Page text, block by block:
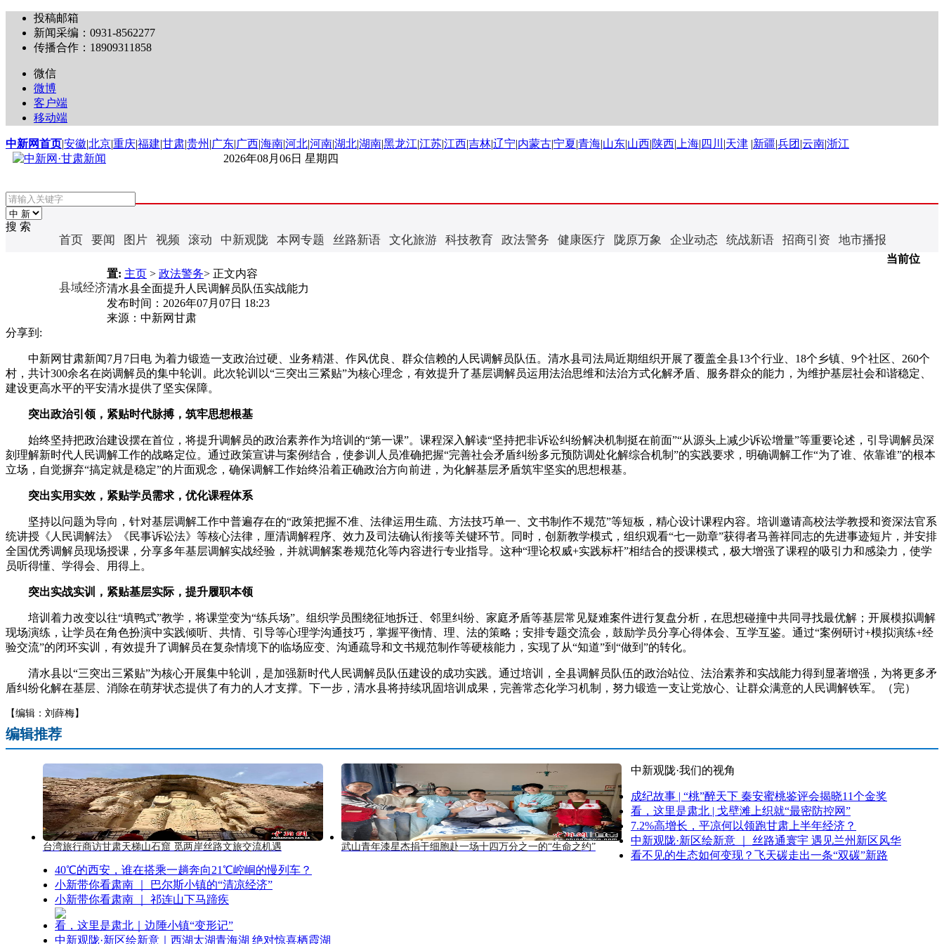
投稿邮箱
新闻采编：0931-8562277
传播合作：18909311858
微信
微博
客户端
移动端
中新网首页|安徽|北京|重庆|福建|甘肃|贵州 |广东|广西|海南|河北|河南|湖北|湖南|黑龙江|江苏|江西|吉林|辽宁|内蒙古|宁夏|青海|山东|山西|陕西| 上海| 四川 |天津 |新疆|兵团 |云南|浙江
2026年08月06日 星期四
搜 索
首页 要闻 图片 视频 滚动 中新观陇 本网专题 丝路新语 文化旅游 科技教育 政法警务 健康医疗 陇原万象 企业动态 统战新语 招商引资 地市播报
县域经济
当前位
置: 主页 > 政法警务> 正文内容
清水县全面提升人民调解员队伍实战能力
发布时间： 2026年07月07日 18:23
来源： 中新网甘肃
分享到:
中新网甘肃新闻7月7日电 为着力锻造一支政治过硬、业务精湛、作风优良、群众信赖的人民调解员队伍。清水县司法局近期组织开展了覆盖全县13个行业、18个乡镇、9个社区、260个
村，共计300余名在岗调解员的集中轮训。此次轮训以“三突出三紧贴”为核心理念，有效提升了基层调解员运用法治思维和法治方式化解矛盾、服务群众的能力，为维护基层社会和谐稳定、
建设更高水平的平安清水提供了坚实保障。
突出政治引领，紧贴时代脉搏，筑牢思想根基
始终坚持把政治建设摆在首位，将提升调解员的政治素养作为培训的“第一课”。课程深入解读“坚持把非诉讼纠纷解决机制挺在前面”“从源头上减少诉讼增量”等重要论述，引导调解员深
刻理解新时代人民调解工作的战略定位。通过政策宣讲与案例结合，使参训人员准确把握“完善社会矛盾纠纷多元预防调处化解综合机制”的实践要求，明确调解工作“为了谁、依靠谁”的根本
立场，自觉摒弃“搞定就是稳定”的片面观念，确保调解工作始终沿着正确政治方向前进，为化解基层矛盾筑牢坚实的思想根基。
突出实用实效，紧贴学员需求，优化课程体系
坚持以问题为导向，针对基层调解工作中普遍存在的“政策把握不准、法律运用生疏、方法技巧单一、文书制作不规范”等短板，精心设计课程内容。培训邀请高校法学教授和资深法官系
统讲授《人民调解法》《民事诉讼法》等核心法律，厘清调解程序、效力及司法确认衔接等关键环节。同时，创新教学模式，组织观看“七一勋章”获得者马善祥同志的先进事迹短片，并安排
全国优秀调解员现场授课，分享多年基层调解实战经验，并就调解案卷规范化等内容进行专业指导。这种“理论权威+实践标杆”相结合的授课模式，极大增强了课程的吸引力和感染力，使学
员听得懂、学得会、用得上。
突出实战实训，紧贴基层实际，提升履职本领
培训着力改变以往“填鸭式”教学，将课堂变为“练兵场”。组织学员围绕征地拆迁、邻里纠纷、家庭矛盾等基层常见疑难案件进行复盘分析，在思想碰撞中共同寻找最优解；开展模拟调解
现场演练，让学员在角色扮演中实践倾听、共情、引导等心理学沟通技巧，掌握平衡情、理、法的策略；安排专题交流会，鼓励学员分享心得体会、互学互鉴。通过“案例研讨+模拟演练+经
验交流”的闭环实训，有效提升了调解员在复杂情境下的临场应变、沟通疏导和文书规范制作等硬核能力，实现了从“知道”到“做到”的转化。
清水县以“三突出三紧贴”为核心开展集中轮训，是加强新时代人民调解员队伍建设的成功实践。通过培训，全县调解员队伍的政治站位、法治素养和实战能力得到显著增强，为将更多矛
盾纠纷化解在基层、消除在萌芽状态提供了有力的人才支撑。下一步，清水县将持续巩固培训成果，完善常态化学习机制，努力锻造一支让党放心、让群众满意的人民调解铁军。（完）
【编辑：刘薛梅】
编辑推荐
台湾旅行商访甘肃天梯山石窟 觅两岸丝路文旅交流机遇 武山青年漆星杰捐干细胞赴一场十四万分之一的“生命之约”
中新观陇·我们的视角
成纪故事 | “桃”醉天下 秦安蜜桃鉴评会揭晓11个金奖
看，这里是肃北 | 戈壁滩上织就“最密防控网”
7.2%高增长，平凉何以领跑甘肃上半年经济？
中新观陇·新区绘新意 ｜ 丝路通寰宇 遇见兰州新区风华
看不见的生态如何变现？飞天碳走出一条“双碳”新路
40℃的西安，谁在搭乘一趟奔向21℃崆峒的慢列车？
小新带你看肃南 ｜ 巴尔斯小镇的“清凉经济”
小新带你看肃南 ｜ 祁连山下马蹄疾
看，这里是肃北｜边陲小镇“变形记”
中新观陇·新区绘新意｜西湖太湖青海湖 绝对惊喜栖霞湖